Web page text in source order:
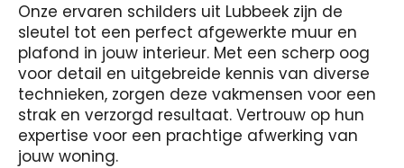
Onze ervaren schilders uit Lubbeek zijn de
sleutel tot een perfect afgewerkte muur en
plafond in jouw interieur. Met een scherp oog
voor detail en uitgebreide kennis van diverse
technieken, zorgen deze vakmensen voor een
strak en verzorgd resultaat. Vertrouw op hun
expertise voor een prachtige afwerking van
jouw woning.